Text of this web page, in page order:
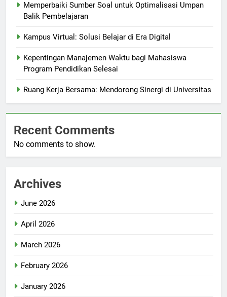
Memperbaiki Sumber Soal untuk Optimalisasi Umpan
Balik Pembelajaran
Kampus Virtual: Solusi Belajar di Era Digital
Kepentingan Manajemen Waktu bagi Mahasiswa
Program Pendidikan Selesai
Ruang Kerja Bersama: Mendorong Sinergi di Universitas
Recent Comments
No comments to show.
Archives
June 2026
April 2026
March 2026
February 2026
January 2026